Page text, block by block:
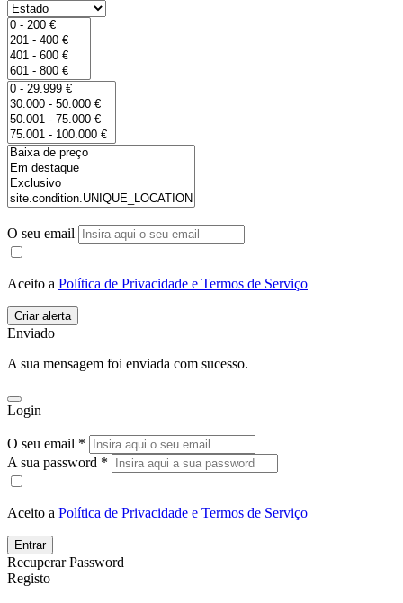
O seu email
Aceito a Política de Privacidade e Termos de Serviço
Enviado
A sua mensagem foi enviada com sucesso.
Login
O seu email *
A sua password *
Aceito a Política de Privacidade e Termos de Serviço
Entrar
Recuperar Password
Registo